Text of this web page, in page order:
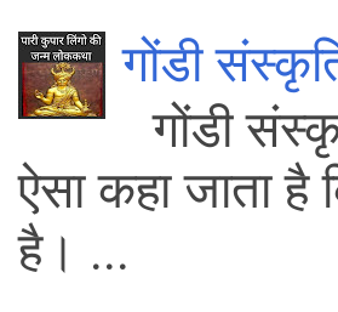
गोंडी
गोंडी
ऐसा कहा जाता
है। ...